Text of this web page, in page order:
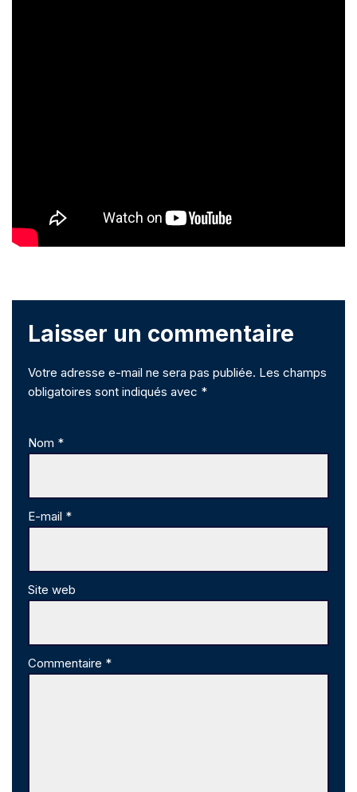
Laisser un commentaire
Votre adresse e-mail ne sera pas publiée. Les champs
obligatoires sont indiqués avec *
Nom *
E-mail *
Site web
Commentaire *